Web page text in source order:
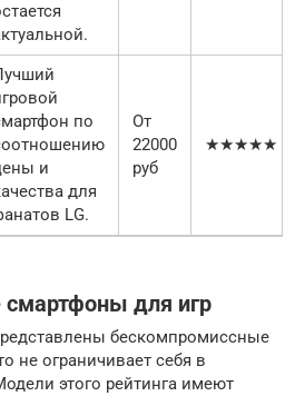
по
и
для
LG.
От
22000
руб
★★★★★
для игр
бескомпромиссные
не ограничивает себя в
этого рейтинга имеют